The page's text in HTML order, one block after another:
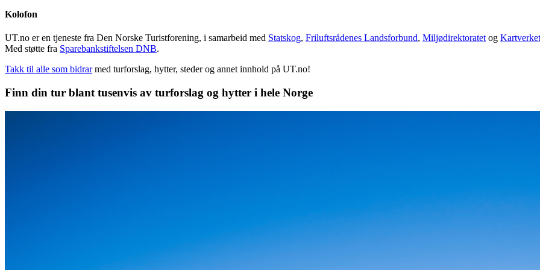
Kolofon
UT.no er en tjeneste fra Den Norske Turistforening, i samarbeid med Statskog, Friluftsrådenes Landsforbund, Miljødirektoratet og Kartverket
Med støtte fra Sparebankstiftelsen DNB.
Takk til alle som bidrar med turforslag, hytter, steder og annet innhold på UT.no!
Finn din tur blant tusenvis av turforslag og hytter i hele Norge